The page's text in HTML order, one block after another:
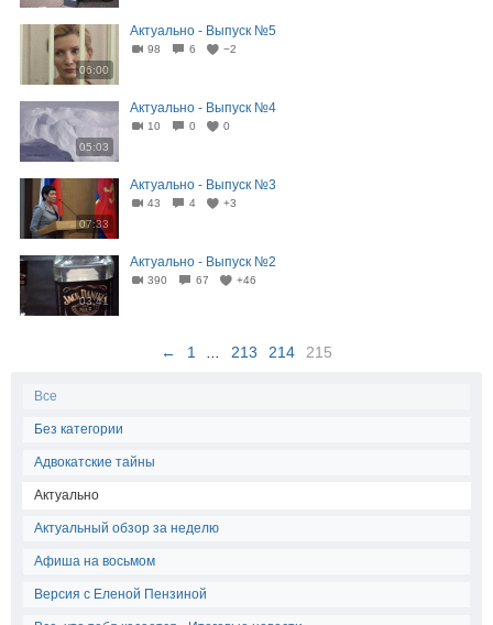
06:00
Актуально - Выпуск №5
98 6 −2
05:03
Актуально - Выпуск №4
10 0 0
07:33
Актуально - Выпуск №3
43 4 +3
03:41
Актуально - Выпуск №2
390 67 +46
← 1 213 214 215
Все
Без категории
Адвокатские тайны
Актуально
Актуальный обзор за неделю
Афиша на восьмом
Версия с Еленой Пензиной